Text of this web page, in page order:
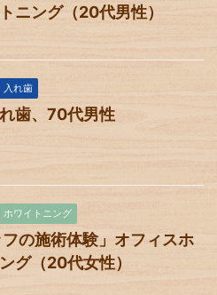
ニング（20代男性）
入れ歯
れ歯、70代男性
ホワイトニング
フの施術体験」オフィスホ
グ（20代女性）